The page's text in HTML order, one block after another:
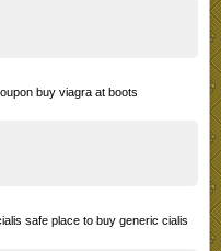
buy viagra at boots
safe place to buy generic cialis